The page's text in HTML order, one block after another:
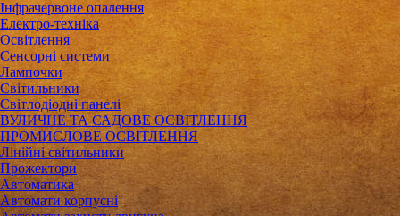
Інфрачервоне опалення
Електро-техніка
Освітлення
Сенсорні системи
Лампочки
Світильники
Світлодіодні панелі
ВУЛИЧНЕ ТА САДОВЕ ОСВІТЛЕННЯ
ПРОМИСЛОВЕ ОСВІТЛЕННЯ
Лінійні світильники
Прожектори
Автоматика
Автомати корпусні